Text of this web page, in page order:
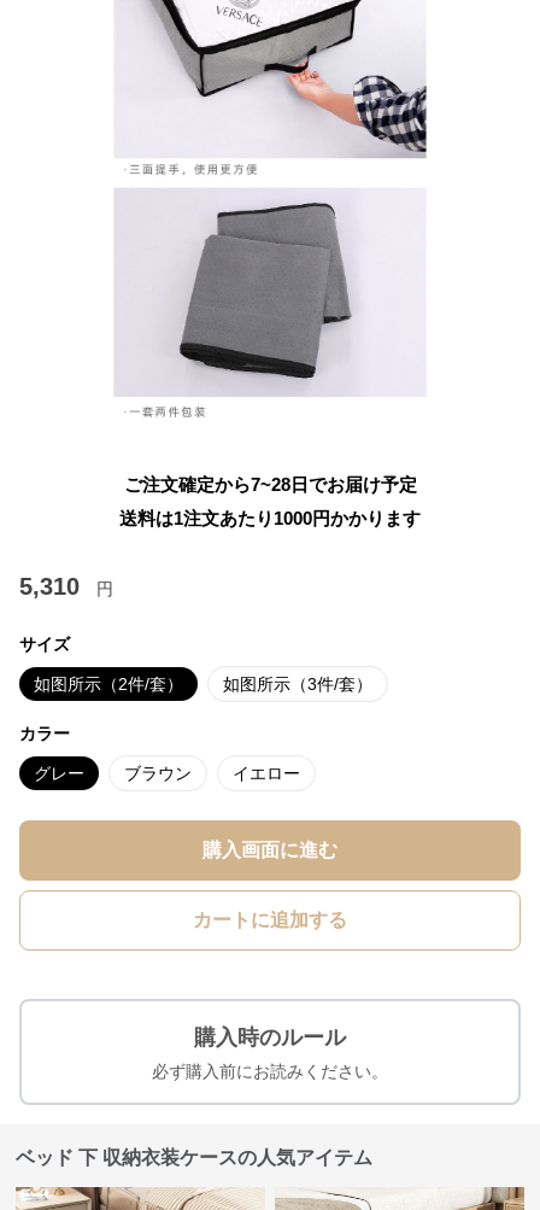
ご注文確定から7~28日でお届け予定
送料は1注文あたり 1000円かかります
5,310 円
サイズ
如图所示（2件/套） 如图所示（3件/套）
カラー
グレー ブラウン イエロー
購入画面に進む
カートに追加する
購入時のルール
必ず購入前にお読みください。
ベッド 下 収納衣装ケースの人気アイテム